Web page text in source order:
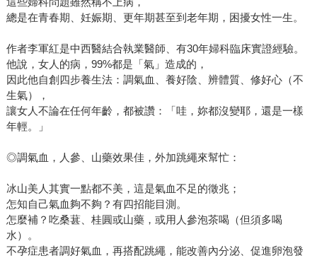
總是在青春期、妊娠期、更年期甚至到老年期，困擾女性一生。
作者李軍紅是中西醫結合執業醫師、有30年婦科臨床實證經驗。
他說，女人的病，99%都是「氣」造成的，
因此他自創四步養生法：調氣血、養好陰、辨體質、修好心（不
生氣），
讓女人不論在任何年齡，都被讚：「哇，妳都沒變耶，還是一樣
年輕。」
◎調氣血，人參、山藥效果佳，外加跳繩來幫忙：
冰山美人其實一點都不美，這是氣血不足的徵兆；
怎知自己氣血夠不夠？有四招能目測。
怎麼補？吃桑葚、桂圓或山藥，或用人參泡茶喝（但須多喝
水）。
不孕症患者調好氣血，再搭配跳繩，能改善內分泌、促進卵泡發